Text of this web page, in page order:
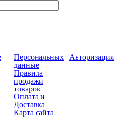
Персональных
данные
Правила
продажи
товаров
Оплата и
Доставка
Карта сайта
Авторизация